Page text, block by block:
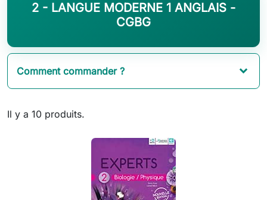
2 - LANGUE MODERNE 1 ANGLAIS -
CGBG
Comment commander ?
Il y a 10 produits.